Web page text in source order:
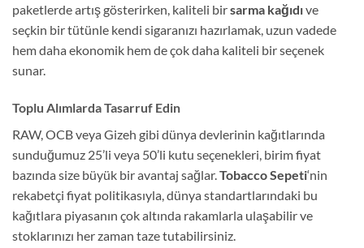
paketlerde artış gösterirken, kaliteli birsarma kağıdıve
seçkin bir tütünle kendi sigaranızı hazırlamak, uzun vadede
hem daha ekonomik hem de çok daha kaliteli bir seçenek
sunar.
Toplu Alımlarda Tasarruf Edin
RAW, OCB veya Gizeh gibi dünya devlerinin kağıtlarında
sunduğumuz 25’li veya 50’li kutu seçenekleri, birim fiyat
bazında size büyük bir avantaj sağlar. Tobacco Sepeti‘nin
rekabetçi fiyat politikasıyla, dünya standartlarındaki bu
kağıtlara piyasanın çok altında rakamlarla ulaşabilir ve
stoklarınızı her zaman taze tutabilirsiniz.